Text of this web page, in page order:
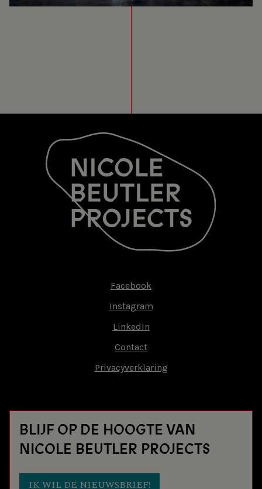
Facebook
Instagram
LinkedIn
Contact
Privacyverklaring
BLIJF OP DE HOOGTE VAN
NICOLE BEUTLER PROJECTS
IK WIL DE NIEUWSBRIEF!